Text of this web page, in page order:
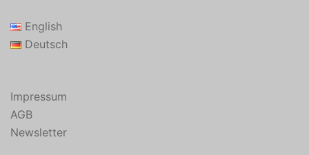
English
Deutsch
Impressum
AGB
Newsletter